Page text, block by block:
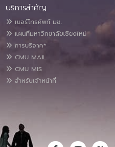
บริการสำคัญ
เบอร์โทรศัพท์ มช.
แผนที่มหาวิทยาลัยเชียงใหม่
การบริจาค*
CMU MAIL
CMU MIS
สำหรับเจ้าหน้าที่